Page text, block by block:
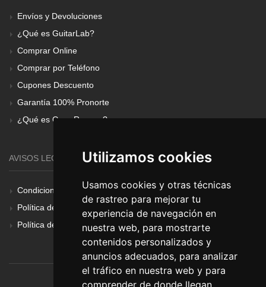
Utilizamos cookies
Usamos cookies y otras técnicas
de rastreo para mejorar tu
experiencia de navegación en
nuestra web, para mostrarte
contenidos personalizados y
anuncios adecuados, para analizar
el tráfico en nuestra web y para
comprender de donde llegan
Envíos y Devoluciones
¿Qué es GuitarLab?
Comprar Online
Comprar por Teléfono
Cupones Descuento
Garantía 100% Pronorte
¿Qué es Gear Renove?
AVISOS LEGALES
Condiciones Generales
Política de Cookies
Política de Privacidad